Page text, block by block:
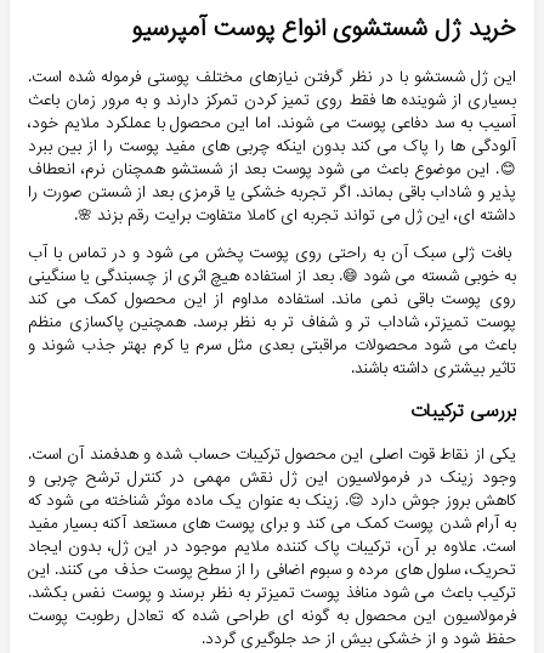
خرید ژل شستشوی انواع پوست آمپرسیو
این ژل شستشو با در نظر گرفتن نیازهای مختلف پوستی فرموله شده است.
بسیاری از شوینده ها فقط روی تمیز کردن تمرکز دارند و به مرور زمان باعث
آسیب به سد دفاعی پوست می شوند. اما این محصول با عملکرد ملایم خود،
آلودگی ها را پاک می کند بدون اینکه چربی های مفید پوست را از بین ببرد
😊. این موضوع باعث می شود پوست بعد از شستشو همچنان نرم، انعطاف
پذیر و شاداب باقی بماند. اگر تجربه خشکی یا قرمزی بعد از شستن صورت را
داشته ای، این ژل می تواند تجربه ای کاملا متفاوت برایت رقم بزند 🌸.
بافت ژلی سبک آن به راحتی روی پوست پخش می شود و در تماس با آب
به خوبی شسته می شود 😄. بعد از استفاده هیچ اثری از چسبندگی یا سنگینی
روی پوست باقی نمی ماند. استفاده مداوم از این محصول کمک می کند
پوست تمیزتر، شاداب تر و شفاف تر به نظر برسد. همچنین پاکسازی منظم
باعث می شود محصولات مراقبتی بعدی مثل سرم یا کرم بهتر جذب شوند و
تاثیر بیشتری داشته باشند.
بررسی ترکیبات
یکی از نقاط قوت اصلی این محصول ترکیبات حساب شده و هدفمند آن است.
وجود زینک در فرمولاسیون این ژل نقش مهمی در کنترل ترشح چربی و
کاهش بروز جوش دارد 😌. زینک به عنوان یک ماده موثر شناخته می شود که
به آرام شدن پوست کمک می کند و برای پوست های مستعد آکنه بسیار مفید
است. علاوه بر آن، ترکیبات پاک کننده ملایم موجود در این ژل، بدون ایجاد
تحریک، سلول های مرده و سبوم اضافی را از سطح پوست حذف می کنند. این
ترکیب باعث می شود منافذ پوست تمیزتر به نظر برسند و پوست نفس بکشد.
فرمولاسیون این محصول به گونه ای طراحی شده که تعادل رطوبت پوست
حفظ شود و از خشکی بیش از حد جلوگیری گردد.